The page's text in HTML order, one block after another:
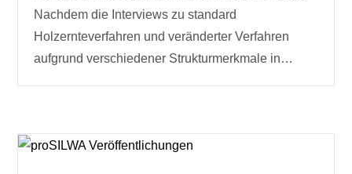
Nachdem die Interviews zu standard
Holzernteverfahren und veränderter Verfahren
aufgrund verschiedener Strukturmerkmale in…